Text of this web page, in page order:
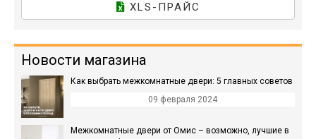
XLS-ПРАЙС
Новости магазина
Как выбрать межкомнатные двери: 5 главных советов
09 февраля 2024
Межкомнатные двери от Омис – возможно, лучшие в